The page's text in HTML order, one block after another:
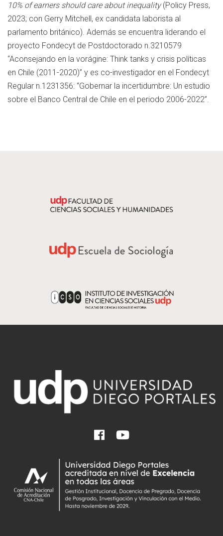
10% of earners should care about inequality(Policy Press,
2023; con Gerry Mitchell, ex candidata laborista al
parlamento británico). Además se encuentra liderando el
proyecto Fondecyt de Postdoctorado n.3210579
“Aconsejando en la vorágine: Think tanks y crisis políticas
en Chile (2011-2020)” y es co-investigador en el Fondecyt
Regular n.1231356: “Gobernar la incertidumbre: Un estudio
sobre el Banco Central de Chile en el periodo 2006-2022”.